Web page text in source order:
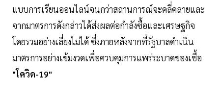
แบบการเรียนออนไลน์จนกว่าสถานการณ์จะคลี่คลายและ
จากมาตรการดังกล่าวได้ส่งผลต่อกำลังซื้อและเศรษฐกิจ
โดยรวมอย่างเลี่ยงไม่ได้ ซึ่งภายหลังจากที่รัฐบาลดำเนิน
มาตรการอย่างเข้มงวดเพื่อควบคุมการแพร่ระบาดของเชื้อ
"โควิด-19"